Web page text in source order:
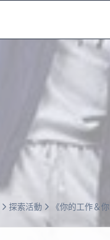
探索活動